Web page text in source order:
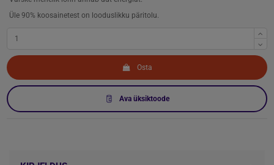
Üle 90% koosainetest on looduslikku päritolu.
Osta
Ava üksiktoode